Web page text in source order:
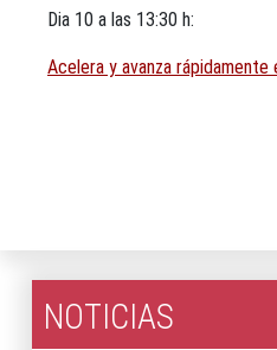
Dia 10 a las 13:30 h:
Acelera y avanza
NOTICIAS